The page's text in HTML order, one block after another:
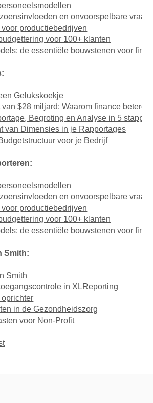
en onvoorspelbare vraag
productiebedrijven
voor 100+ klanten
de essentiële bouwstenen voor
Gelukskoekje
$28 miljard: Waarom finance betere
Begroting en Analyse in 5 stappen
van Dimensies in je Rapportages
voor je Bedrijf
en onvoorspelbare vraag
productiebedrijven
voor 100+ klanten
de essentiële bouwstenen voor
Smith:
Smith
in XLReporting
oprichter
in de Gezondheidszorg
voor Non-Profit